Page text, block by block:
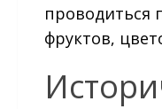
проводиться
фруктов,